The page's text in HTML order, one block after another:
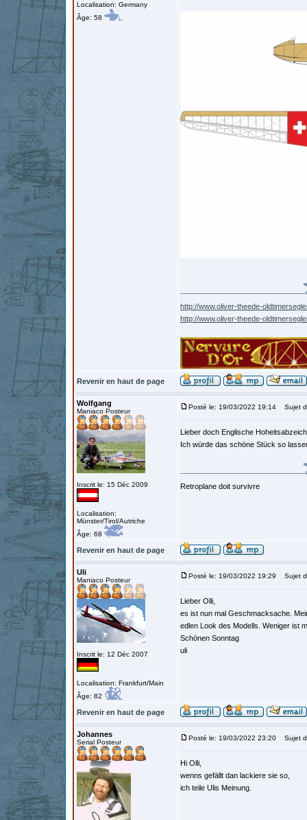
Localisation: Germany
Âge: 58
http://www.oliver-theede-
http://www.oliver-theede-
Revenir en haut de page
Wolfgang
Maniaco Posteur
Inscrit le: 15 Déc 2009
Localisation:
Münster/Tirol/Autriche
Âge: 68
Posté le: 19/03/2022 19:14 Sujet
Lieber doch Englische
Ich würde das schöne Stück so
Retroplane doit survivre
Revenir en haut de page
Uli
Maniaco Posteur
Inscrit le: 12 Déc 2007
Localisation: Frankfurt/Main
Âge: 82
Posté le: 19/03/2022 19:29 Sujet
Lieber Olli,
es ist nun mal Geschmacksache.
edlen Look des Modells. Weniger ist
Schönen Sonntag
uli
Revenir en haut de page
Johannes
Serial Posteur
Posté le: 19/03/2022 23:20 Sujet
Hi Olli,
wenns gefällt dan lackiere sie so,
ich teile Ulis Meinung.